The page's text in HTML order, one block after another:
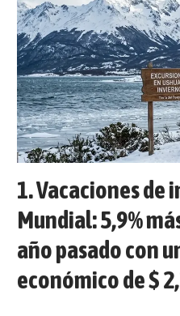
Vacaciones de
Mundial: 5,9%
año pasado con
económico de $